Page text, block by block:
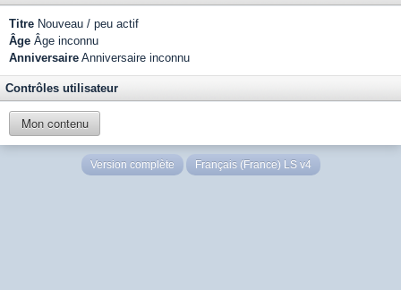
Titre Nouveau / peu actif
Âge Âge inconnu
Anniversaire Anniversaire inconnu
Contrôles utilisateur
Mon contenu
Version complète Français (France) LS v4